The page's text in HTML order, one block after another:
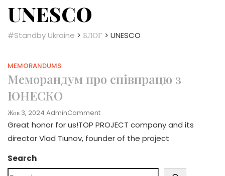
UNESCO
#Standby Ukraine > БЛОГ > UNESCO
MEMORANDUMS
Меморандум про співпрацю з
ЮНЕСКО
Жов 3, 2024 AdminCommentOn
Memorandum
UNESCO
Great honor for us!TOP PROJECT company and its
director Vlad Tiunov, founder of the project
Search